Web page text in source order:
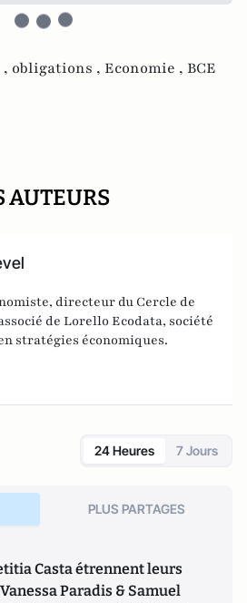
obligations , Economie , BCE
AUTEURS
directeur du Cercle de
de Lorello Ecodata, société
stratégies économiques.
24 Heures 7 Jours
PLUS PARTAGES
Casta étrennent leurs
Paradis & Samuel